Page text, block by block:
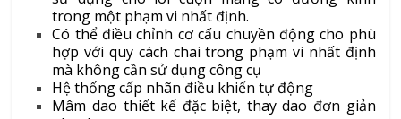
trong một phạm vi nhất định.
Có thể điều chỉnh cơ cấu chuyền động cho phù
hợp với quy cách chai trong phạm vi nhất định
mà không cần sử dụng công cụ
Hệ thống cấp nhãn điều khiển tự động
Mâm dao thiết kế đặc biệt, thay dao đơn giản